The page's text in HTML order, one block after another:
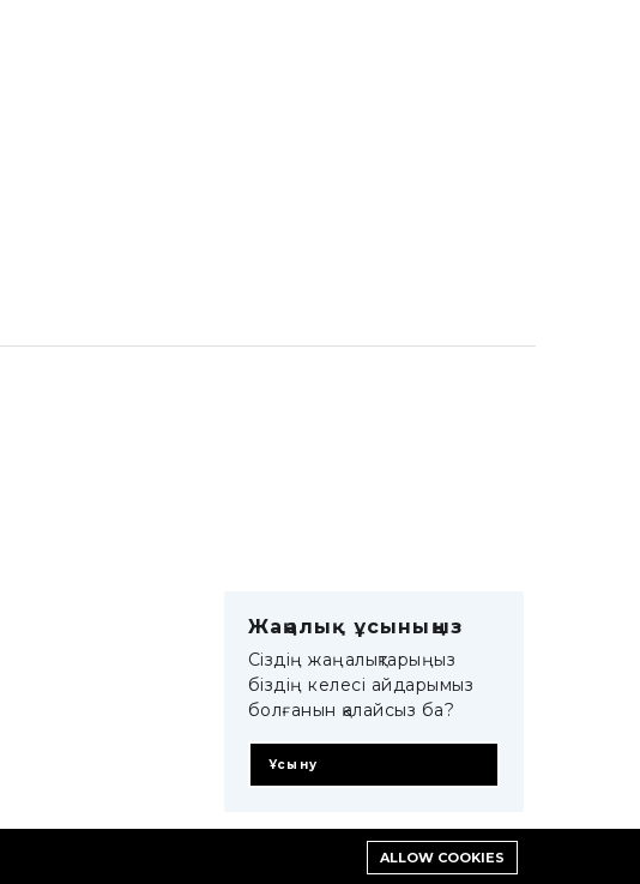
Жаңалық ұсыныңыз
Сіздің жаңалықтарыңыз
біздің келесі айдарымыз
болғанын қалайсыз ба?
Ұсыну
ALLOW COOKIES